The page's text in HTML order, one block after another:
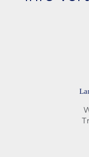
Kreditkarte,
Klarna Ratenkauf,